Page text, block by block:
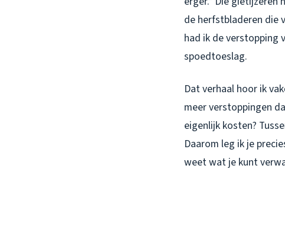
de herfstbladeren die
had ik de verstopping
spoedtoeslag.
Dat verhaal hoor ik
meer verstoppingen
eigenlijk kosten?
Daarom leg ik je
weet wat je kunt